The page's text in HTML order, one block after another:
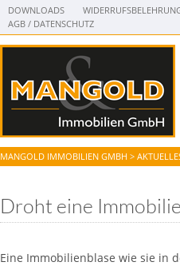
DOWNLOADS
AGB / DATENSCHUTZ
MANGOLD IMMOBILIEN GMBH >
Droht eine
Eine Immobilienblase wie sie in